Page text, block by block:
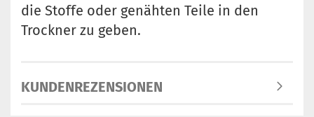
die Stoffe oder genähten Teile in den
Trockner zu geben.
KUNDENREZENSIONEN